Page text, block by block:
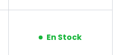
En Stock